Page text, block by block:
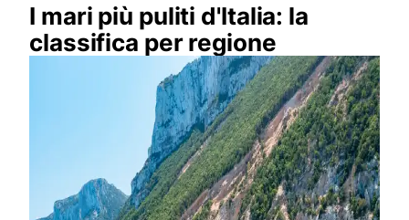
I mari più puliti d'Italia: la
classifica per regione